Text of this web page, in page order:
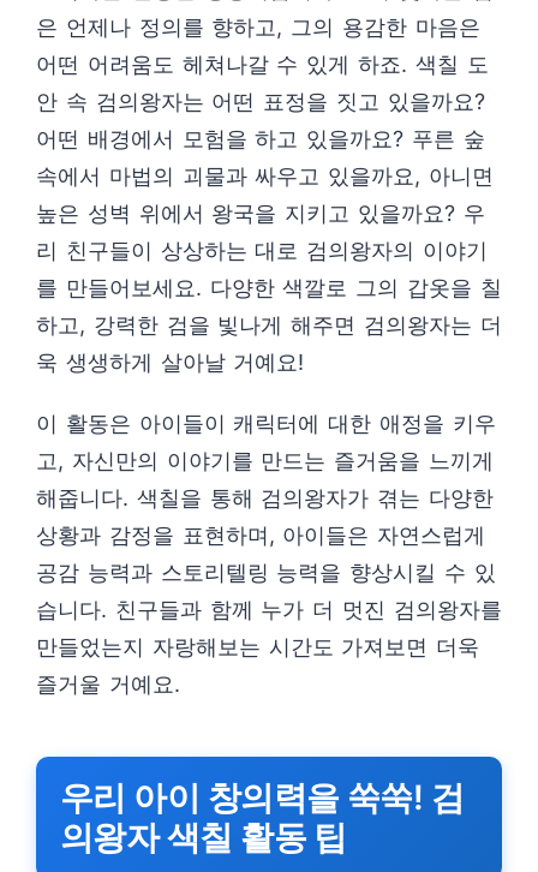
은 언제나 정의를 향하고, 그의 용감한 마음은
어떤 어려움도 헤쳐나갈 수 있게 하죠. 색칠 도
안 속 검의왕자는 어떤 표정을 짓고 있을까요?
어떤 배경에서 모험을 하고 있을까요? 푸른 숲
속에서 마법의 괴물과 싸우고 있을까요, 아니면
높은 성벽 위에서 왕국을 지키고 있을까요? 우
리 친구들이 상상하는 대로 검의왕자의 이야기
를 만들어보세요. 다양한 색깔로 그의 갑옷을 칠
하고, 강력한 검을 빛나게 해주면 검의왕자는 더
욱 생생하게 살아날 거예요!
이 활동은 아이들이 캐릭터에 대한 애정을 키우
고, 자신만의 이야기를 만드는 즐거움을 느끼게
해줍니다. 색칠을 통해 검의왕자가 겪는 다양한
상황과 감정을 표현하며, 아이들은 자연스럽게
공감 능력과 스토리텔링 능력을 향상시킬 수 있
습니다. 친구들과 함께 누가 더 멋진 검의왕자를
만들었는지 자랑해보는 시간도 가져보면 더욱
즐거울 거예요.
우리 아이 창의력을 쑥쑥! 검
의왕자 색칠 활동 팁